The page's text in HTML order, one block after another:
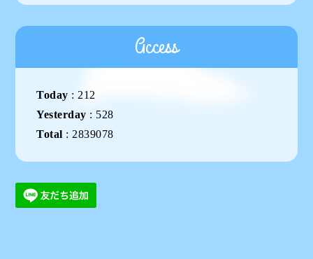
Access
Today : 212
Yesterday : 528
Total : 2839078